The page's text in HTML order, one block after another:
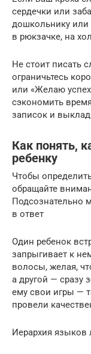
сердечки или
дошкольнику или
в рюкзачке, на
Не стоит писать
ограничьтесь
или «Желаю
сэкономить
записок и
Как понять,
ребенку
Чтобы
обращайте
Подсознательно
в ответ
Один ребенок
запрыгивает к
волосы, желая,
а другой — сразу
ему свои игры —
провели
Иерархия языков